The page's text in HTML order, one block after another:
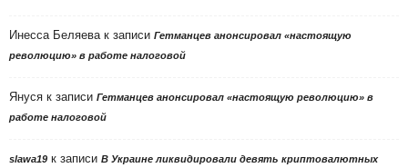
Инесса Беляева к записи Гетманцев анонсировал «настоящую
революцию» в работе налоговой
Януся к записи Гетманцев анонсировал «настоящую революцию» в
работе налоговой
slawa19 к записи В Украине ликвидировали девять криптовалютных